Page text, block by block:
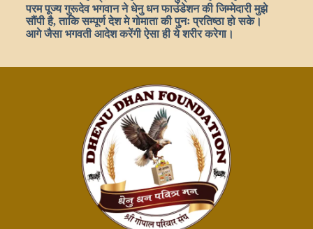
परम पूज्य गुरूदेव भगवान नेधेनु धन फाउंडेशनकी जिम्मेदारी मुझे
सौंपी है, ताकि सम्पूर्ण देश मे गोमाता की पुनः प्रतिष्ठा हो सके।
आगे जैसा भगवती आदेश करेंगी ऐसा ही ये शरीर करेगा।